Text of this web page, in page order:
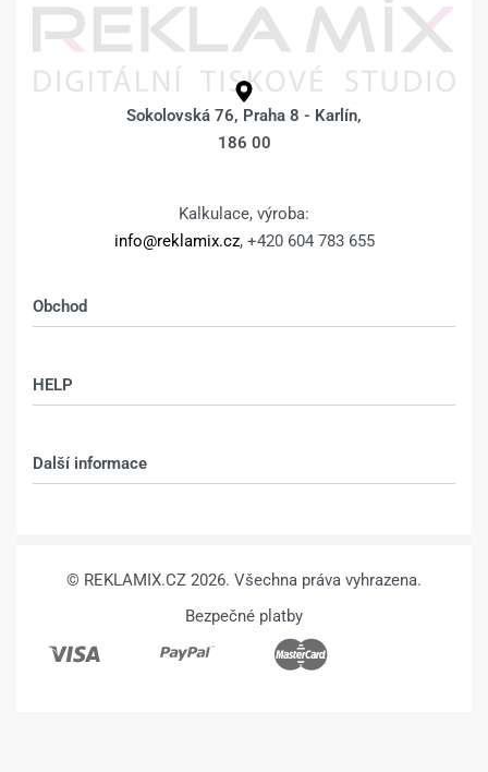
Sokolovská 76, Praha 8 - Karlín,
186 00
Kalkulace, výroba:
info@reklamix.cz, +420 604 783 655
Obchod
Můj účet – shop
HELP
Další informace
© REKLAMIX.CZ 2026. Všechna práva vyhrazena.
Bezpečné platby